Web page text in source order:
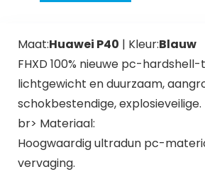
Maat:Huawei P40 | Kleur:Blauw
FHXD 100% nieuwe pc-
lichtgewicht en duurzaam,
schokbestendige, explosieveilige.
br> Materiaal:
Hoogwaardig ultradun pc-
vervaging.